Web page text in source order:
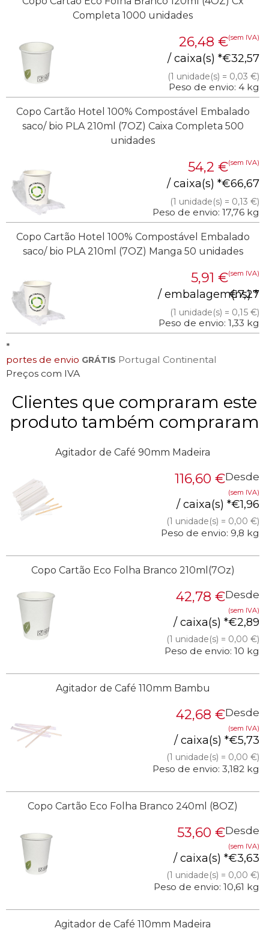
Completa 1000 unidades
26,48 €(sem IVA)
32,57
€
/ caixa(s) *
(1 unidade(s) = 0,03 €)
Peso de envio: 4 kg
Copo Cartão Hotel 100% Compostável Embalado
saco/ bio PLA 210ml (7OZ) Caixa Completa 500
unidades
54,2 €(sem IVA)
66,67
€
/ caixa(s) *
(1 unidade(s) = 0,13 €)
Peso de envio: 17,76 kg
Copo Cartão Hotel 100% Compostável Embalado
saco/ bio PLA 210ml (7OZ) Manga 50 unidades
5,91 €(sem IVA)
7,27
€
/ embalagem(ns) *
(1 unidade(s) = 0,15 €)
Peso de envio: 1,33 kg
*
portes de envio GRÁTIS Portugal Continental
Preços com IVA
Clientes que compraram este
produto também compraram
Agitador de Café 90mm Madeira
Desde
116,60 €
(sem IVA)
1,96
€
/ caixa(s) *
(1 unidade(s) = 0,00 €)
Peso de envio: 9,8 kg
Copo Cartão Eco Folha Branco 210ml(7Oz)
Desde
42,78 €
(sem IVA)
2,89
€
/ caixa(s) *
(1 unidade(s) = 0,00 €)
Peso de envio: 10 kg
Agitador de Café 110mm Bambu
Desde
42,68 €
(sem IVA)
5,73
€
/ caixa(s) *
(1 unidade(s) = 0,00 €)
Peso de envio: 3,182 kg
Copo Cartão Eco Folha Branco 240ml (8OZ)
Desde
53,60 €
(sem IVA)
3,63
€
/ caixa(s) *
(1 unidade(s) = 0,00 €)
Peso de envio: 10,61 kg
Agitador de Café 110mm Madeira